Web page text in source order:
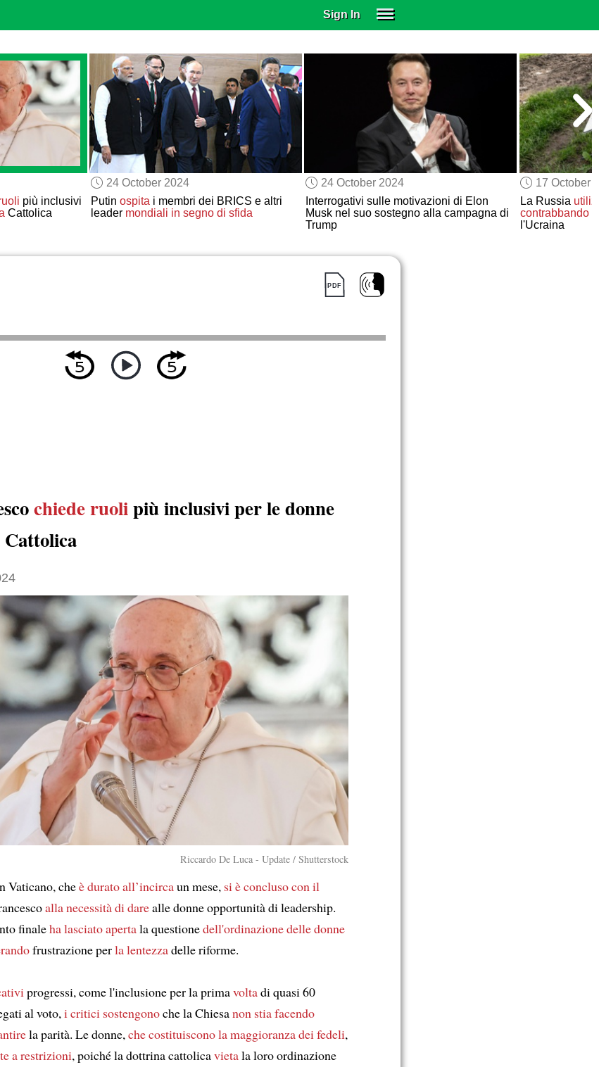
Sign In
SUBSCRIBE
EDUCATIONAL LICENSES
GIFT CARDS
OTHER LANGUAGES
ABOUT US
ALEXA
ADJUST COLORS
più inclusivi
Cattolica
24 October 2024
Putin ospitai membri dei BRICS e altri
leader mondiali in segno di sfida
24 October 2024
Interrogativi sulle motivazioni di Elon
Musk nel suo sostegno alla campagna di
Trump
17 October
La Russia
contrabbando
l'Ucraina
chiede ruolipiù inclusivi per le donne
Cattolica
Riccardo De Luca - Update / Shutterstock
Vaticano, cheè durato all’incircaun mese, si è concluso con il
alla necessità di darealle donne opportunità di leadership.
finaleha lasciato apertala questionedell'ordinazione delle donne
frustrazione perla lentezzadelle riforme.
progressi, come l'inclusione per la primavoltadi quasi 60
al voto,i critici sostengonoche la Chiesanon stia facendo
la parità. Le donne,che costituiscono la maggioranzadei fedeli,
a restrizioni, poiché la dottrina cattolicavietala loro ordinazione